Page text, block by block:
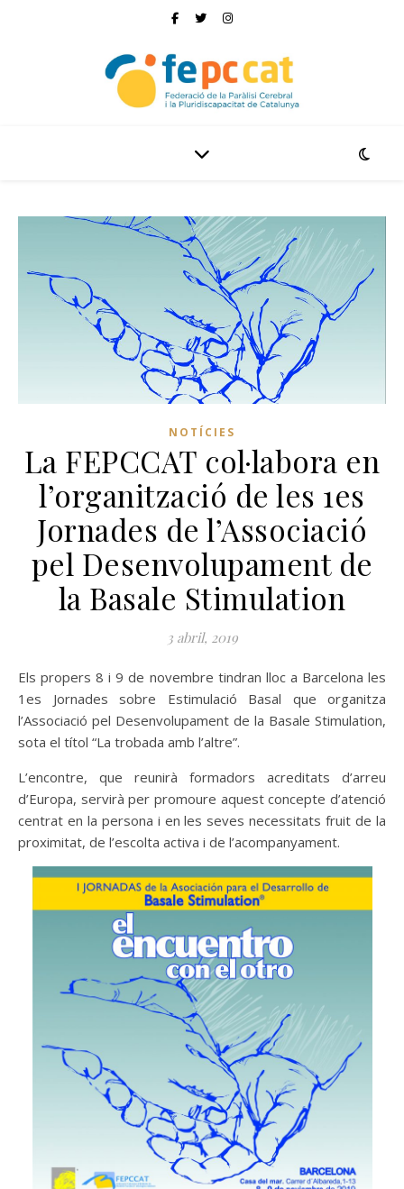
NOTÍCIES
La FEPCCAT col·labora en
l’organització de les 1es
Jornades de l’Associació
pel Desenvolupament de
la Basale Stimulation
3 abril, 2019
Els propers 8 i 9 de novembre tindran lloc a Barcelona les
1es Jornades sobre Estimulació Basal que organitza
l’Associació pel Desenvolupament de la Basale Stimulation,
sota el títol “La trobada amb l’altre”.
L’encontre, que reunirà formadors acreditats d’arreu
d’Europa, servirà per promoure aquest concepte d’atenció
centrat en la persona i en les seves necessitats fruit de la
proximitat, de l’escolta activa i de l’acompanyament.